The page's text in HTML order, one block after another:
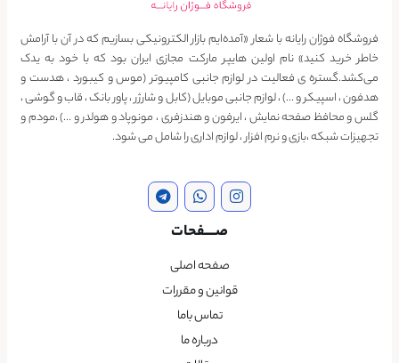
فروشگاه فوژان رایانه با شعار «آمده‌ایم بازار الکترونیکی بسازیم که در آن با آرامش
خاطر خرید کنید» نام اولین هایپر مارکت مجازی ایران بود که با خود به یدک
می‌کشد.گستره ی فعالیت در لوازم جانبی کامپیوتر (موس و کیبورد ، هدست و
هدفون ، اسپیکر و …) ، لوازم جانبی موبایل (کابل و شارژر ، پاور بانک ، قاب و گوشی ،
گلس و محافظ صفحه نمایش ، ایرفون و هندزفری ، مونوپاد و هولدر و …) ،مودم و
تجهیزات شبکه ،بازی و نرم افزار ، لوازم اداری را شامل می شود.
صــــفحات
صفحه اصلی
قوانین و مقررات
تماس باما
درباره ما